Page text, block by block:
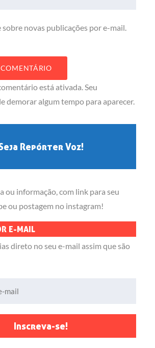
novas publicações por e-mail.
está ativada. Seu
demorar algum tempo para aparecer.
Repórter Voz!
ou informação, com link para seu
ou postagem no instagram!
E-MAIL
direto no seu e-mail assim que são
Inscreva-se!